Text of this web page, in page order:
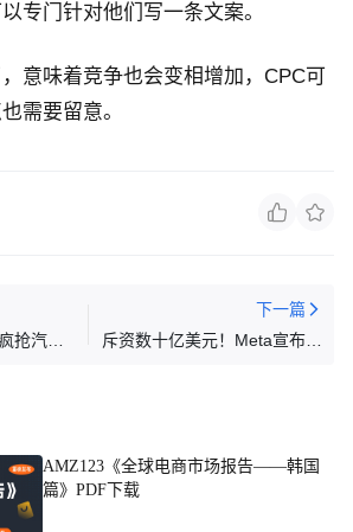
专门针对他们写一条文案。
意味着竞争也会变相增加，CPC可
需要留意。
抢汽车
下一篇
斥资数十亿美元！Meta宣布收
AMZ123《全球电商市场报告——韩国
篇》PDF下载